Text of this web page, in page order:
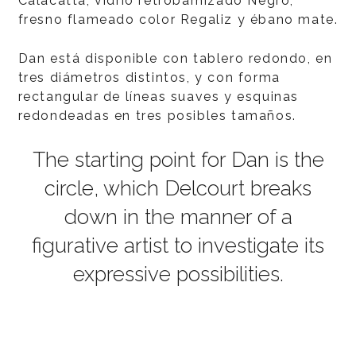
fresno flameado color Regaliz y ébano mate.
Dan está disponible con tablero redondo, en
tres diámetros distintos, y con forma
rectangular de líneas suaves y esquinas
redondeadas en tres posibles tamaños.
The starting point for Dan is the
circle, which Delcourt breaks
down in the manner of a
figurative artist to investigate its
expressive possibilities.